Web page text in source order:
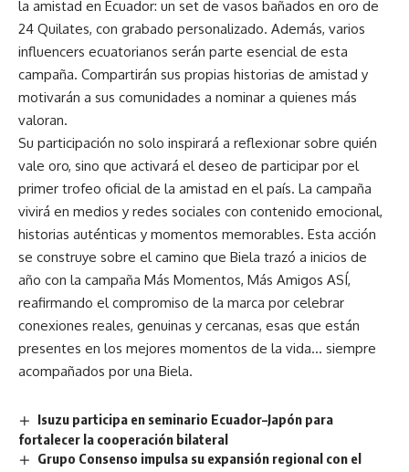
la amistad en Ecuador: un set de vasos bañados en oro de
24 Quilates, con grabado personalizado. Además, varios
influencers ecuatorianos serán parte esencial de esta
campaña. Compartirán sus propias historias de amistad y
motivarán a sus comunidades a nominar a quienes más
valoran.
Su participación no solo inspirará a reflexionar sobre quién
vale oro, sino que activará el deseo de participar por el
primer trofeo oficial de la amistad en el país. La campaña
vivirá en medios y redes sociales con contenido emocional,
historias auténticas y momentos memorables. Esta acción
se construye sobre el camino que Biela trazó a inicios de
año con la campaña Más Momentos, Más Amigos ASÍ,
reafirmando el compromiso de la marca por celebrar
conexiones reales, genuinas y cercanas, esas que están
presentes en los mejores momentos de la vida… siempre
acompañados por una Biela.
Isuzu participa en seminario Ecuador–Japón para
fortalecer la cooperación bilateral
Grupo Consenso impulsa su expansión regional con el